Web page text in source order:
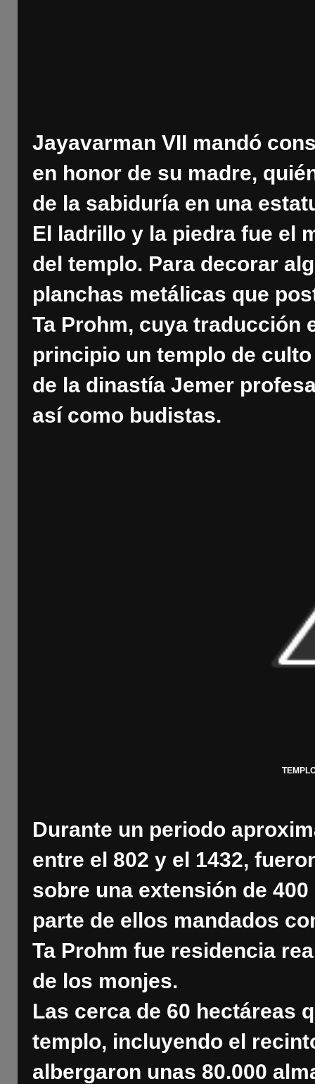
Jayavarman VII mandó
en honor de su madre,
de la sabiduría en una
El ladrillo y la piedra fue el
del templo. Para decorar
planchas metálicas que
Ta Prohm, cuya traducción
principio un templo de
de la dinastía Jemer
así como budistas.
Durante un periodo
entre el 802 y el 1432,
sobre una extensión de
parte de ellos mandados
Ta Prohm fue residencia
de los monjes.
Las cerca de 60 hectáreas
templo, incluyendo el
albergaron unas 80.000